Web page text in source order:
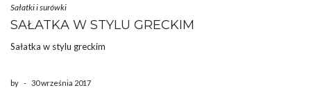
Sałatki i surówki
SAŁATKA W STYLU GRECKIM
Sałatka w stylu greckim
by - 30 września 2017